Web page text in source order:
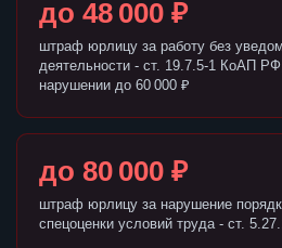
до 48 000 ₽
штраф юрлицу за работу без
деятельности - ст. 19.7.5-1 КоАП
нарушении до 60 000 ₽
до 80 000 ₽
штраф юрлицу за нарушение
спецоценки условий труда - ст.